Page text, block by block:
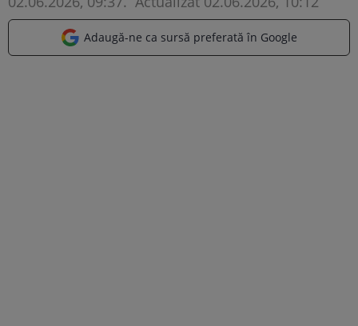
Adaugă-ne ca sursă preferată în Google